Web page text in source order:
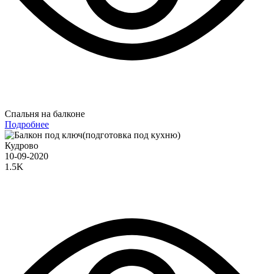
Спальня на балконе
Подробнее
Кудрово
10-09-2020
1.5K